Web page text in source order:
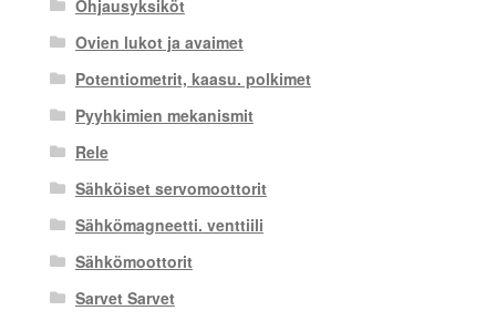
Ohjausyksiköt
Ovien lukot ja avaimet
Potentiometrit, kaasu. polkimet
Pyyhkimien mekanismit
Rele
Sähköiset servomoottorit
Sähkömagneetti. venttiili
Sähkömoottorit
Sarvet Sarvet